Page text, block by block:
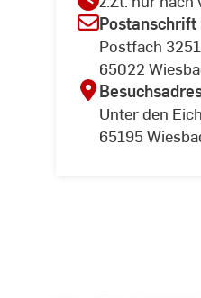
Postanschrift
Postfach 3251
65022
Unter den
65195